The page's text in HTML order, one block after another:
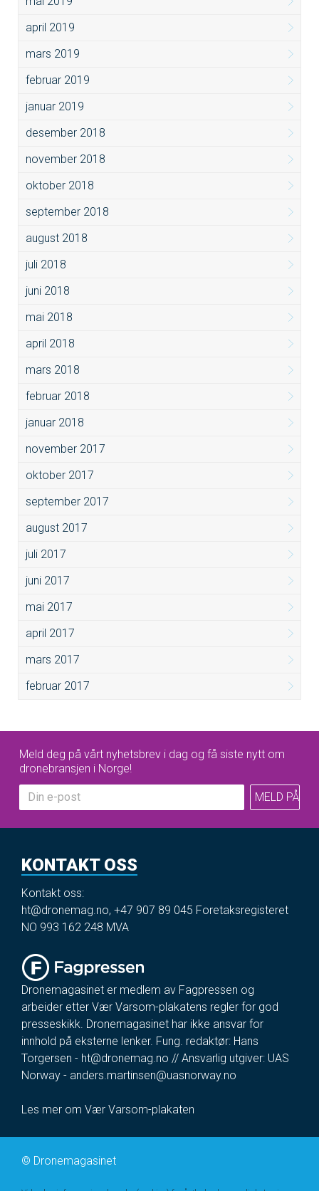
april 2019
mars 2019
februar 2019
januar 2019
desember 2018
november 2018
oktober 2018
september 2018
august 2018
juli 2018
juni 2018
mai 2018
april 2018
mars 2018
februar 2018
januar 2018
november 2017
oktober 2017
september 2017
august 2017
juli 2017
juni 2017
mai 2017
april 2017
mars 2017
februar 2017
Meld deg på vårt nyhetsbrev i dag og få siste nytt om
dronebransjen i Norge!
KONTAKT OSS
Kontakt oss:
ht@dronemag.no, +47 907 89 045 Foretaksregisteret
NO 993 162 248 MVA
Dronemagasinet er medlem av Fagpressen og
arbeider etter Vær Varsom-plakatens regler for god
presseskikk. Dronemagasinet har ikke ansvar for
innhold på eksterne lenker. Fung. redaktør: Hans
Torgersen - ht@dronemag.no // Ansvarlig utgiver: UAS
Norway - anders.martinsen@uasnorway.no
Les mer om Vær Varsom-plakaten
© Dronemagasinet